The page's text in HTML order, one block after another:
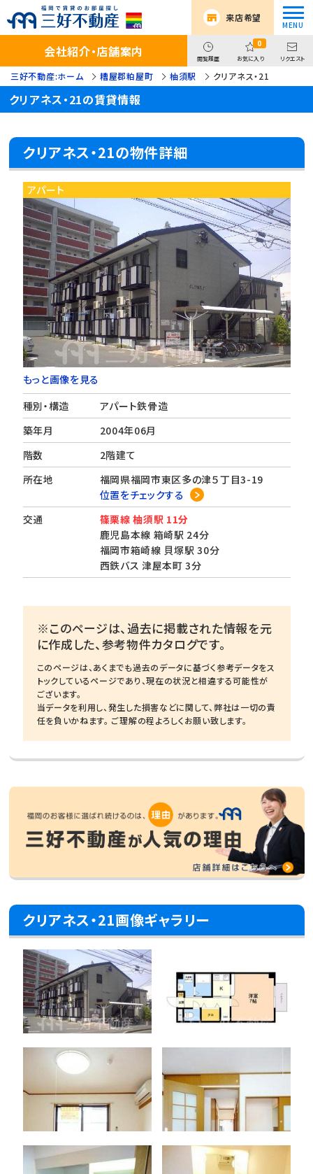
来店希望
会社紹介・店舗案内 閲覧履歴
0
お気に入り リクエスト
三好不動産:ホーム 糟屋郡粕屋町 柚須駅 クリアネス・21
クリアネス・21の賃貸情報
クリアネス・21の物件詳細
アパート
もっと画像を見る
種別・構造
アパート鉄骨造
築年月
2004年06月
階数
2階建て
所在地
福岡県福岡市東区多の津５丁目3-19
位置をチェックする
交通
篠栗線 柚須駅 11分
鹿児島本線 箱崎駅 24分
福岡市箱崎線 貝塚駅 30分
西鉄バス 津屋本町 3分
※このページは、過去に掲載された情報を元
に作成した、参考物件カタログです。
このページは、あくまでも過去のデータに基づく参考データをス
トックしているページであり、現在の状況と相違する可能性が
ございます。
当データを利用し、発生した損害などに関して、弊社は一切の責
任を負いかねます。 ご理解の程よろしくお願い致します。
クリアネス・21画像ギャラリー